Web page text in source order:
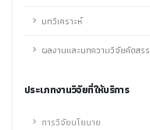
บทวิเคราะห์
ผลงานและบทความวิจัยคัดสรร
ประเภทงานวิจัยที่ให้บริการ
การวิจัยนโยบาย